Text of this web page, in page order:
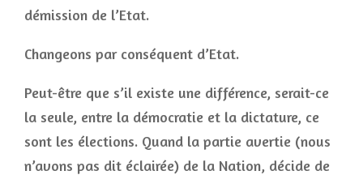
démission de l’Etat.
Changeons par conséquent d’Etat.
Peut-être que s’il existe une différence, serait-ce
la seule, entre la démocratie et la dictature, ce
sont les élections. Quand la partie avertie (nous
n’avons pas dit éclairée) de la Nation, décide de